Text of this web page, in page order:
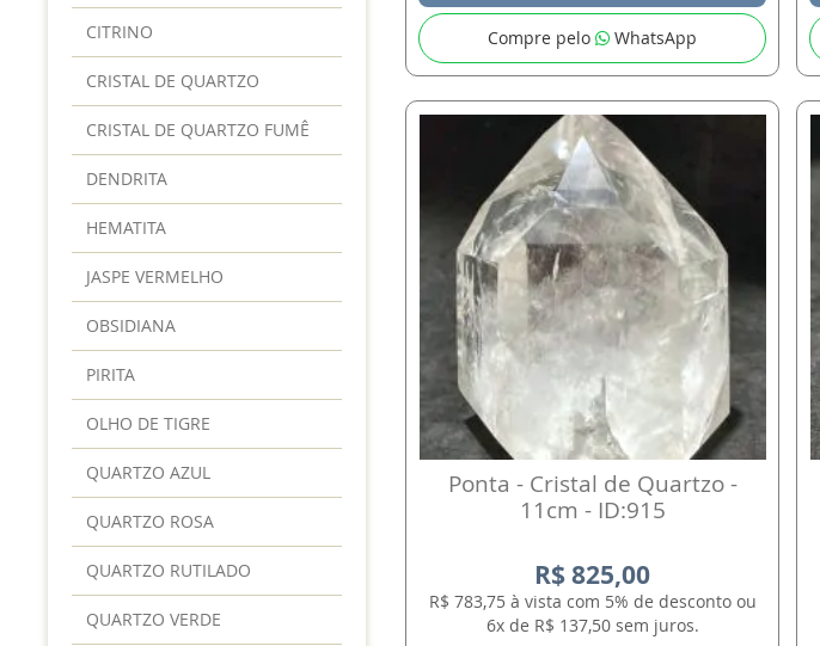
Compre pelo WhatsApp
Ponta - Cristal de Quartzo -
11cm - ID:915
R$ 825,00
R$ 783,75 à vista com 5% de desconto ou
6x de R$ 137,50 sem juros.
CITRINO
CRISTAL DE QUARTZO
CRISTAL DE QUARTZO FUMÊ
DENDRITA
HEMATITA
JASPE VERMELHO
OBSIDIANA
PIRITA
OLHO DE TIGRE
QUARTZO AZUL
QUARTZO ROSA
QUARTZO RUTILADO
QUARTZO VERDE